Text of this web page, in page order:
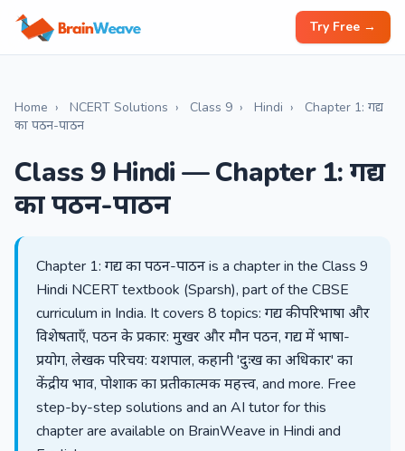
Try Free →
Home › NCERT Solutions › Class 9 › Hindi ›
Chapter 1: गद्य
का पठन-पाठन
Class 9 Hindi — Chapter 1: गद्य
का पठन-पाठन
Chapter 1: गद्य का पठन-पाठन is a chapter in the Class 9
Hindi NCERT textbook (Sparsh), part of the CBSE
curriculum in India. It covers 8 topics: गद्य की परिभाषा और
विशेषताएँ, पठन के प्रकार: मुखर और मौन पठन, गद्य में भाषा-
प्रयोग, लेखक परिचय: यशपाल, कहानी 'दुःख का अधिकार' का
केंद्रीय भाव, पोशाक का प्रतीकात्मक महत्त्व, and more. Free
step-by-step solutions and an AI tutor for this
chapter are available on BrainWeave in Hindi and